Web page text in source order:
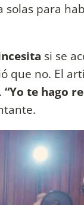
para
si se
que no. El
“Yo te hago